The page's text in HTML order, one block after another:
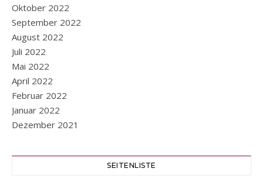
Oktober 2022
September 2022
August 2022
Juli 2022
Mai 2022
April 2022
Februar 2022
Januar 2022
Dezember 2021
SEITENLISTE